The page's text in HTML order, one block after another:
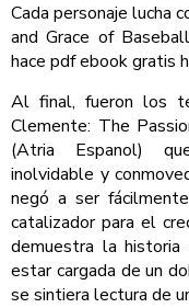
Cada personaje lucha
and Grace of
hace pdf ebook gratis
Al final, fueron los
Clemente: The
(Atria Espanol)
inolvidable y
negó a ser
catalizador para el
demuestra la historia
estar cargada de un
se sintiera lectura de